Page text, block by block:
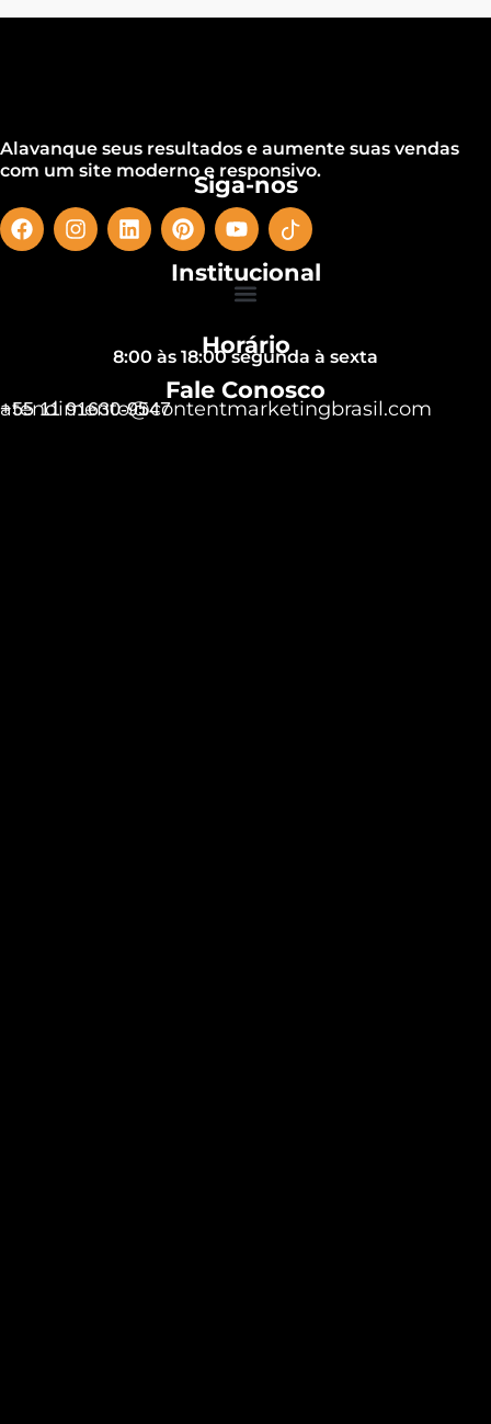
Alavanque seus resultados e aumente suas vendas
com um site moderno e responsivo.
Siga-nos
Institucional
Horário
8:00 às 18:00 segunda à sexta
Fale Conosco
+55 11 91630-9547
atendimento@contentmarketingbrasil.com